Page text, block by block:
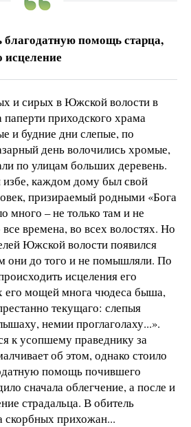
благодатную помощь старца,
исцеление
и сирых в Южской волости в
приходского храма
и будние дни слепые, по
день волочились хромые,
по улицам больших деревень.
каждом дому был свой
призираемый родными «Бога
много – не только там и не
все времена, во всех волостях. Но
Южской волости появился
они до того и не помышляли. По
исцеления его
его мощей многа чюдеса быша,
текущаго: слепыя
немии проглаголаху...».
к усопшему праведнику за
об этом, однако стоило
помощь почившего
сначала облегчение, а после и
страдальца. В обитель
скорбных прихожан...